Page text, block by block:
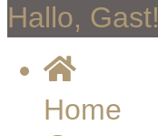
Hallo, Gast!
Home